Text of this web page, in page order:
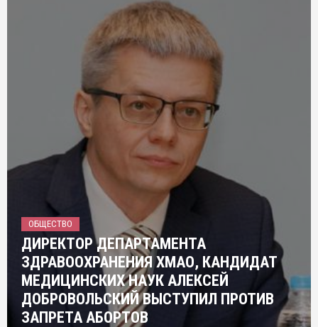
ОБЩЕСТВО
ДИРЕКТОР ДЕПАРТАМЕНТА
ЗДРАВООХРАНЕНИЯ ХМАО, КАНДИДАТ
МЕДИЦИНСКИХ НАУК АЛЕКСЕЙ
ДОБРОВОЛЬСКИЙ ВЫСТУПИЛ ПРОТИВ
ЗАПРЕТА АБОРТОВ